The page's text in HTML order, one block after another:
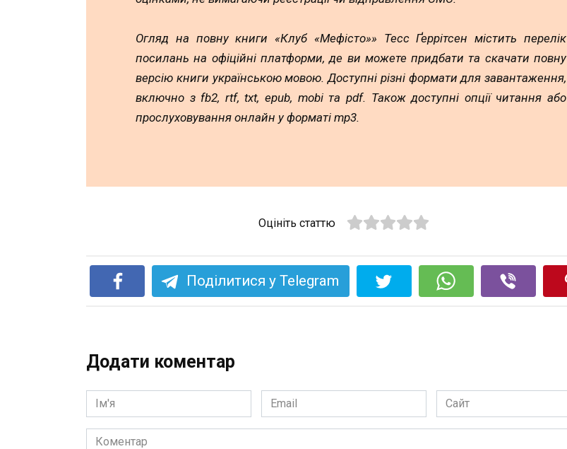
Огляд на повну книги «Клуб «Мефісто»» Тесс Ґеррітсен містить перелік
посилань на офіційні платформи, де ви можете придбати та скачати повну
версію книги українською мовою. Доступні різні формати для завантаження,
включно з fb2, rtf, txt, epub, mobi та pdf. Також доступні опції читання або
прослуховування онлайн у форматі mp3.
Оцініть статтю
Поділитися у Telegram
Додати коментар
Ім'я
*
Email
*
Сайт
Коментар